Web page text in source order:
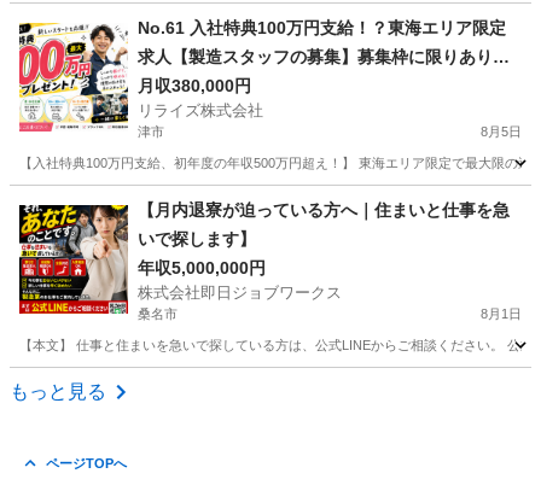
その他 業務
No.61 入社特典100万円支給！？東海エリア限定
求人【製造スタッフの募集】募集枠に限りありの
為まずはお問い合わせ！
月収380,000円
リライズ株式会社
津市 8月5日
【入社特典100万円支給、初年度の年収500万円超え！】 東海エリア限定で最大限の
その他 業務
【月内退寮が迫っている方へ｜住まいと仕事を急
いで探します】
年収5,000,000円
株式会社即日ジョブワークス
桑名市 8月1日
【本文】 仕事と住まいを急いで探している方は、公式LINEからご相談ください。 公
三重 桑名市
もっと見る
ページTOPへ